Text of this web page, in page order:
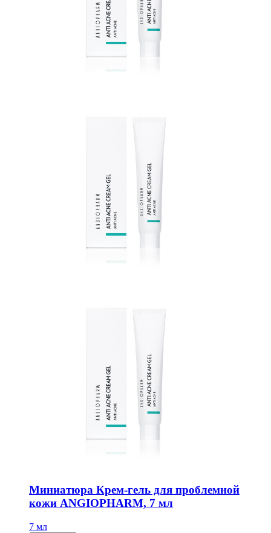
Миниатюра Крем-гель для проблемной
кожи ANGIOPHARM, 7 мл
7 мл